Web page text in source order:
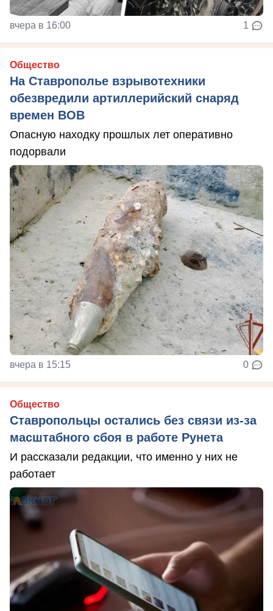
вчера в 16:00 1
Общество
На Ставрополье взрывотехники
обезвредили артиллерийский снаряд
времен ВОВ
Опасную находку прошлых лет оперативно
подорвали
вчера в 15:15 0
Общество
Ставропольцы остались без связи из-за
масштабного сбоя в работе Рунета
И рассказали редакции, что именно у них не
работает